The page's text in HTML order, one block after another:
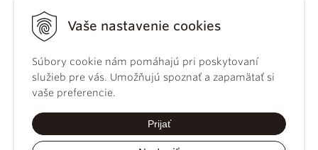
Vaše nastavenie cookies
Súbory cookie nám pomáhajú pri poskytovaní
služieb pre vás. Umožňujú spoznať a zapamätať si
vaše preferencie.
Prijať
KBS
kánonického
práva
Katechizmus